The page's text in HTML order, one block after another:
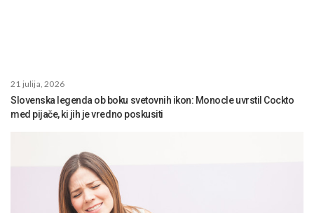
21 julija, 2026
Slovenska legenda ob boku svetovnih ikon: Monocle uvrstil Cockto
med pijače, ki jih je vredno poskusiti